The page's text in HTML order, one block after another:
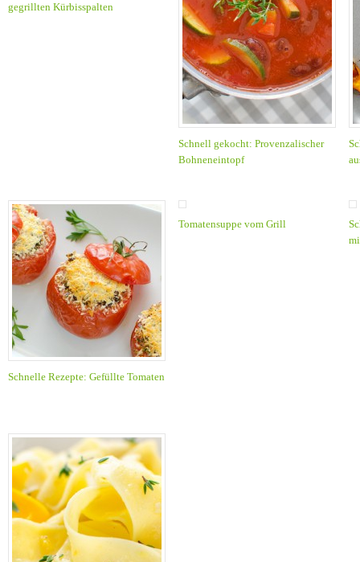
gegrillten Kürbisspalten
Schnell gekocht: Provenzalischer
Bohneneintopf
Schnelle Rezepte: Gefüllte Tomaten
Tomatensuppe vom Grill